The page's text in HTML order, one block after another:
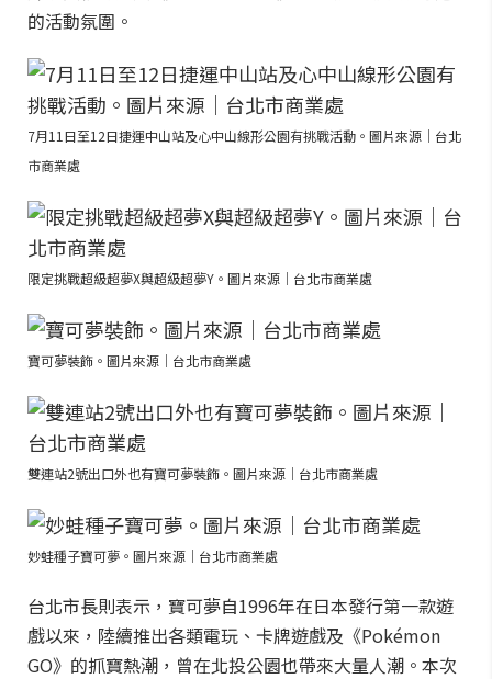
的活動氛圍。
7月11日至12日捷運中山站及心中山線形公園有挑戰活動。圖片來源｜台北
市商業處
限定挑戰超級超夢X與超級超夢Y。圖片來源｜台北市商業處
寶可夢裝飾。圖片來源｜台北市商業處
雙連站2號出口外也有寶可夢裝飾。圖片來源｜台北市商業處
妙蛙種子寶可夢。圖片來源｜台北市商業處
台北市長則表示，寶可夢自1996年在日本發行第一款遊
戲以來，陸續推出各類電玩、卡牌遊戲及《Pokémon
GO》的抓寶熱潮，曾在北投公園也帶來大量人潮。本次